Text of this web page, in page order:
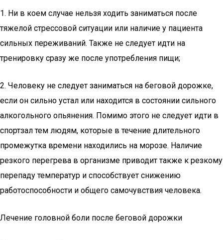
1. Ни в коем случае нельзя ходить заниматься после
тяжелой стрессовой ситуации или наличие у пациента
сильных переживаний. Также не следует идти на
тренировку сразу же после употребления пищи;
2. Человеку не следует заниматься на беговой дорожке,
если он сильно устал или находится в состоянии сильного
алкогольного опьянения. Помимо этого не следует идти в
спортзал тем людям, которые в течение длительного
промежутка времени находились на морозе. Наличие
резкого перегрева в организме приводит также к резкому
перепаду температур и способствует снижению
работоспособности и общего самочувствия человека.
Лечение головной боли после беговой дорожки